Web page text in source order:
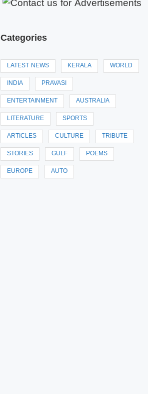
Categories
LATEST NEWS KERALA WORLD
INDIA PRAVASI
ENTERTAINMENT AUSTRALIA
LITERATURE SPORTS
ARTICLES CULTURE TRIBUTE
STORIES GULF POEMS
EUROPE AUTO